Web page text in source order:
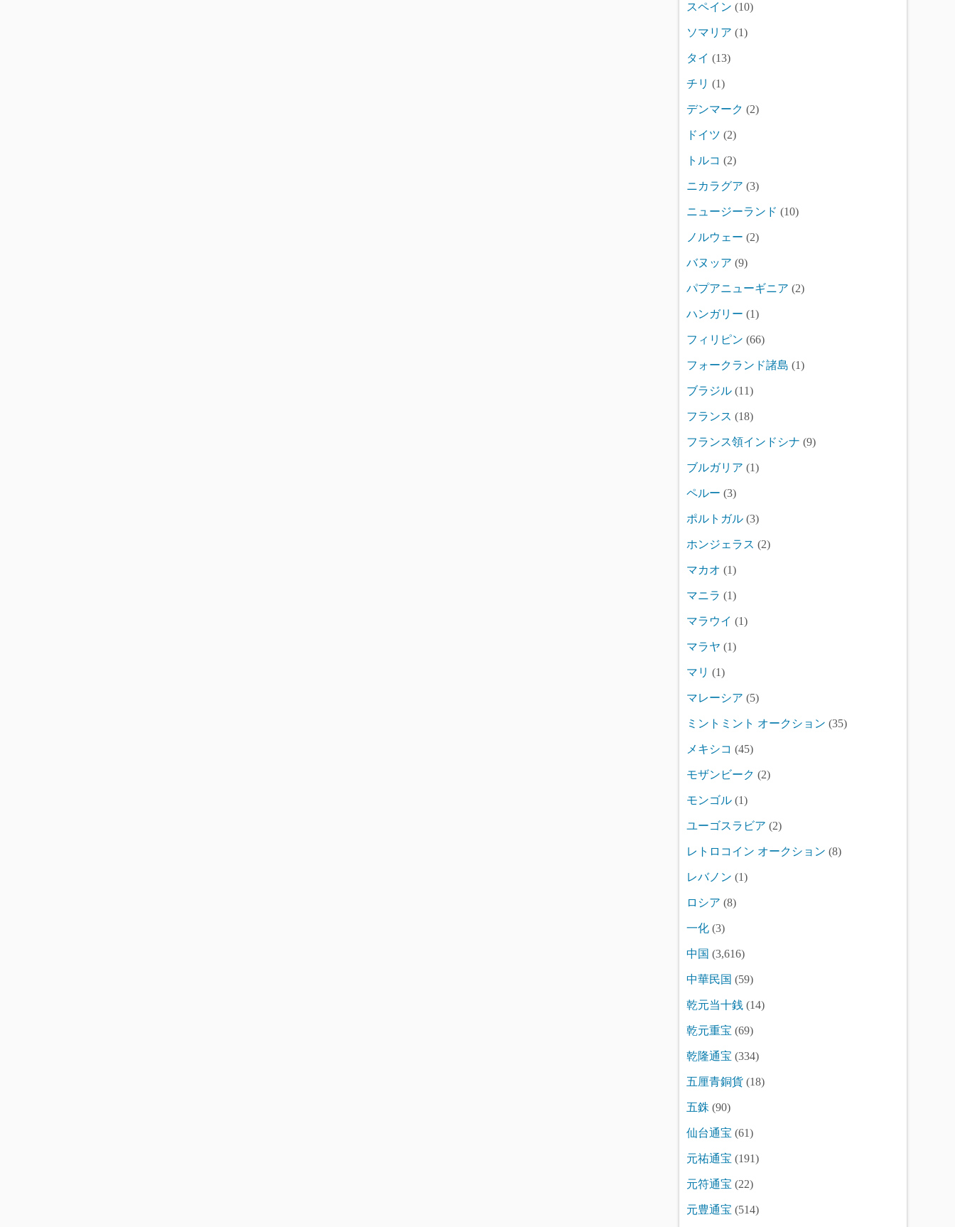
スペイン (10)
ソマリア (1)
タイ (13)
チリ (1)
デンマーク (2)
ドイツ (2)
トルコ (2)
ニカラグア (3)
ニュージーランド (10)
ノルウェー (2)
バヌッア (9)
パプアニューギニア (2)
ハンガリー (1)
フィリピン (66)
フォークランド諸島 (1)
ブラジル (11)
フランス (18)
フランス領インドシナ (9)
ブルガリア (1)
ペルー (3)
ポルトガル (3)
ホンジェラス (2)
マカオ (1)
マニラ (1)
マラウイ (1)
マラヤ (1)
マリ (1)
マレーシア (5)
ミントミント オークション (35)
メキシコ (45)
モザンビーク (2)
モンゴル (1)
ユーゴスラビア (2)
レトロコイン オークション (8)
レバノン (1)
ロシア (8)
一化 (3)
中国 (3,616)
中華民国 (59)
乾元当十銭 (14)
乾元重宝 (69)
乾隆通宝 (334)
五厘青銅貨 (18)
五銖 (90)
仙台通宝 (61)
元祐通宝 (191)
元符通宝 (22)
元豊通宝 (514)